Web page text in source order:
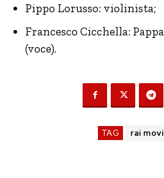
Pippo Lorusso: violinista;
Francesco Cicchella:
(voce).
TAG rai